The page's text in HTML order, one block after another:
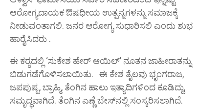
ಆರೋಗ್ಯದಾಯಕ ಔಷಧೀಯ ಉತ್ಪನ್ನಗಳನ್ನು ಸಮಾಜಕ್ಕೆ
ನೀಡುವಂತಾಗಲಿ. ಜನರ ಆರೋಗ್ಯ ಸುಧಾರಿಸಲಿ ಎಂದು ಶುಭ
ಹಾರೈಸಿದರು .
ಈ ಕರ‍್ಯದಲ್ಲಿ ‘ಸುಕೇಶ ಹೇರ್ ಆಯಿಲ್’ ನೂತನ ಜಾಹೀರಾತನ್ನು
ಬಿಡುಗಡೆಗೊಳಿಸಲಾಯಿತು. ಈ ಕೇಶ ತೈಲವು ಭೃಂಗರಾಜ,
ಜಪಪುಷ್ಪ, ಬ್ರಾಹ್ಮಿ, ತೆಂಗಿನ ಹಾಲು ಇತ್ಯಾದಿಗಳಿಂದ ಕೂಡಿದ್ದು,
ಸಮೃದ್ಧವಾಗಿದೆ. ತೆಂಗಿನ ಎಣ್ಣೆ ಬೇಸ್‌ನಲ್ಲಿ ಸಂಸ್ಕರಿಸಲಾಗಿದೆ.